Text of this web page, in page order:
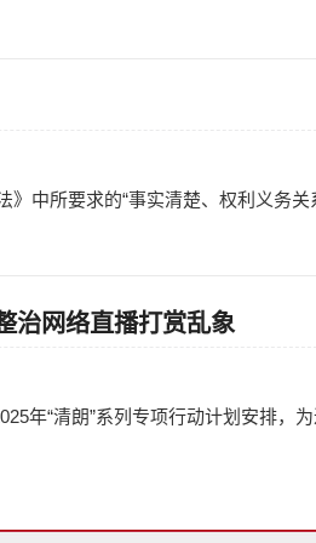
中所要求的“事实清楚、权利义务关
治网络直播打赏乱象
年“清朗”系列专项行动计划安排，